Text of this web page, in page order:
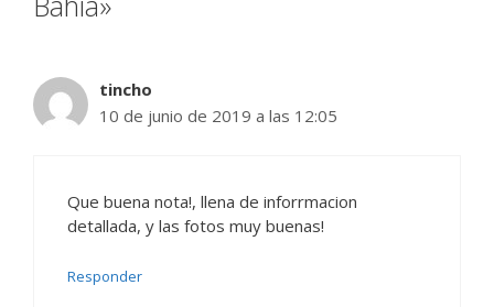
tincho
10 de junio de 2019 a las 12:05
Que buena nota!, llena de inforrmacion
detallada, y las fotos muy buenas!
Responder